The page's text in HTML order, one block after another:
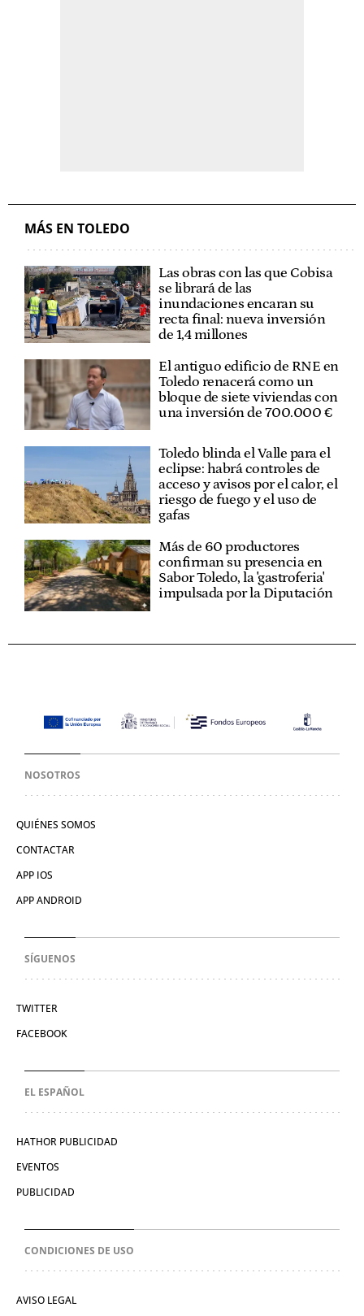
MÁS EN TOLEDO
Las obras con las que Cobisa
se librará de las
inundaciones encaran su
recta final: nueva inversión
de 1,4 millones
El antiguo edificio de RNE en
Toledo renacerá como un
bloque de siete viviendas con
una inversión de 700.000 €
Toledo blinda el Valle para el
eclipse: habrá controles de
acceso y avisos por el calor, el
riesgo de fuego y el uso de
gafas
Más de 60 productores
confirman su presencia en
Sabor Toledo, la 'gastroferia'
impulsada por la Diputación
NOSOTROS
QUIÉNES SOMOS
CONTACTAR
APP IOS
APP ANDROID
SÍGUENOS
TWITTER
FACEBOOK
EL ESPAÑOL
HATHOR PUBLICIDAD
EVENTOS
PUBLICIDAD
CONDICIONES DE USO
AVISO LEGAL